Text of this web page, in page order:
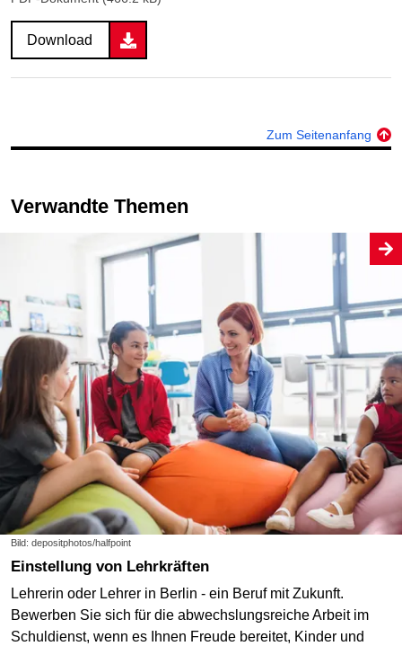
Download
Zum Seitenanfang
Verwandte Themen
Bild: depositphotos/halfpoint
Einstellung von Lehrkräften
Lehrerin oder Lehrer in Berlin - ein Beruf mit Zukunft.
Bewerben Sie sich für die abwechslungsreiche Arbeit im
Schuldienst, wenn es Ihnen Freude bereitet, Kinder und